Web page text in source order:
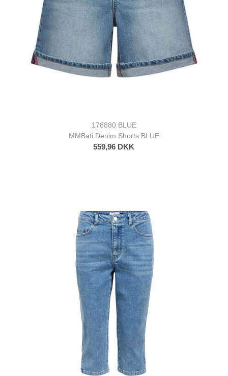
178880 BLUE
MMBati Denim Shorts BLUE
559,96 DKK